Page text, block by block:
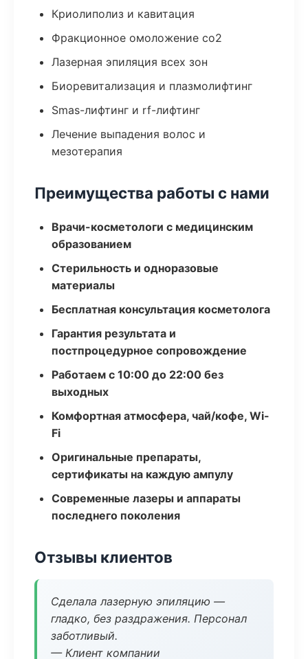
Криолиполиз и кавитация
Фракционное омоложение co2
Лазерная эпиляция всех зон
Биоревитализация и плазмолифтинг
Smas-лифтинг и rf-лифтинг
Лечение выпадения волос и
мезотерапия
Преимущества работы с нами
Врачи-косметологи с медицинским
образованием
Стерильность и одноразовые
материалы
Бесплатная консультация косметолога
Гарантия результата и
постпроцедурное сопровождение
Работаем с 10:00 до 22:00 без
выходных
Комфортная атмосфера, чай/кофе, Wi-
Fi
Оригинальные препараты,
сертификаты на каждую ампулу
Современные лазеры и аппараты
последнего поколения
Отзывы клиентов
Сделала лазерную эпиляцию —
гладко, без раздражения. Персонал
заботливый.
— Клиент компании